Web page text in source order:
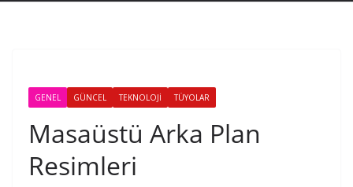
GENEL GÜNCEL TEKNOLOJI TÜYOLAR
Masaüstü Arka Plan
Resimleri